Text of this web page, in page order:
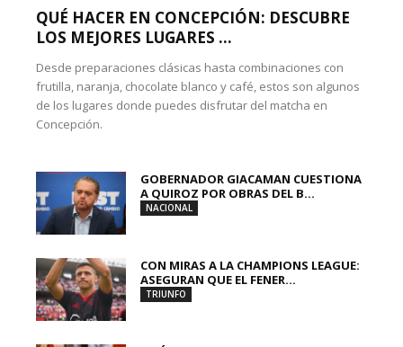
QUÉ HACER EN CONCEPCIÓN: DESCUBRE
LOS MEJORES LUGARES ...
Desde preparaciones clásicas hasta combinaciones con
frutilla, naranja, chocolate blanco y café, estos son algunos
de los lugares donde puedes disfrutar del matcha en
Concepción.
GOBERNADOR GIACAMAN CUESTIONA
A QUIROZ POR OBRAS DEL B...
NACIONAL
CON MIRAS A LA CHAMPIONS LEAGUE:
ASEGURAN QUE EL FENER...
TRIUNFO